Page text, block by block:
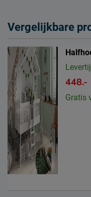
Vergelijkbare
448.-
Gratis